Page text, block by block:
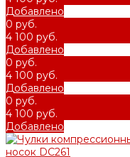
Добавлено
0 руб.
4 100 руб.
Добавлено
0 руб.
4 100 руб.
Добавлено
0 руб.
4 100 руб.
Добавлено